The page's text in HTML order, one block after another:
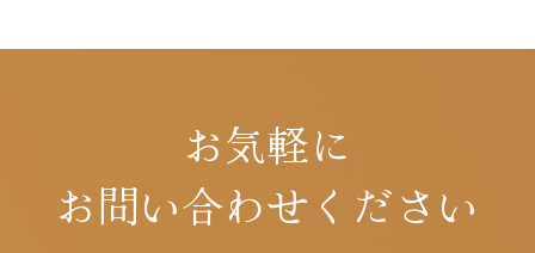
お気軽に
お問い合わせください